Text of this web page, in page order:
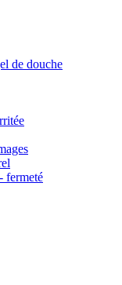
de douche
fermeté